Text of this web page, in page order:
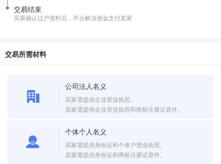
交易结束
买家确认过户资料后，平台解冻资金支付卖家
交易所需材料
公司法人名义
买家需提供企业营业执照。
卖家需提供企业营业执照和商标注册证原件。
个体个人名义
买家需提供身份证和个体户营业执照。
卖家需提供身份证和商标注册证原件。